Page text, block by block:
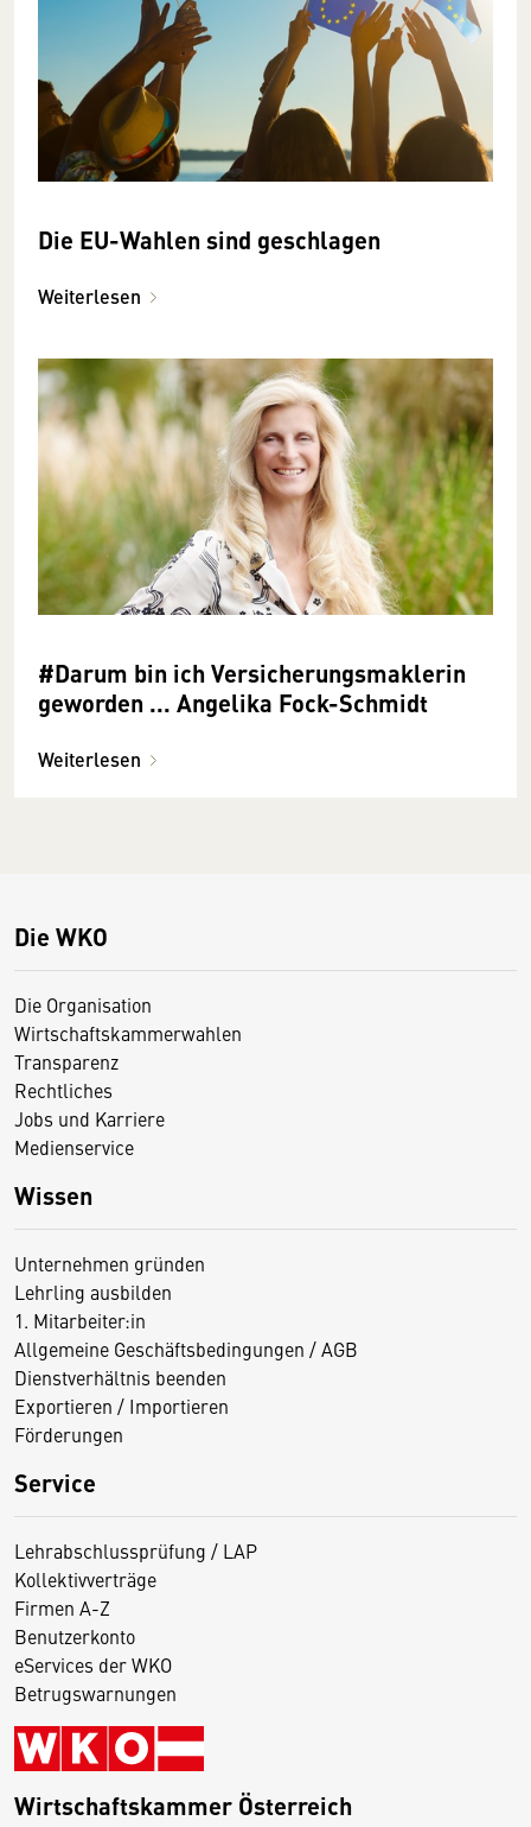
Die EU-Wahlen sind geschlagen
Weiterlesen
#Darum bin ich Versicherungsmaklerin
geworden ... Angelika Fock-Schmidt
Weiterlesen
Die WKO
Die Organisation
Wirtschaftskammerwahlen
Transparenz
Rechtliches
Jobs und Karriere
Medienservice
Wissen
Unternehmen gründen
Lehrling ausbilden
1. Mitarbeiter:in
Allgemeine Geschäftsbedingungen / AGB
Dienstverhältnis beenden
Exportieren / Importieren
Förderungen
Service
Lehrabschlussprüfung / LAP
Kollektivverträge
Firmen A-Z
Benutzerkonto
eServices der WKO
Betrugswarnungen
Wirtschaftskammer Österreich